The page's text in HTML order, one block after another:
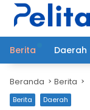
Langsung
Berita
Daerah
Beranda Berita
Berita Daerah